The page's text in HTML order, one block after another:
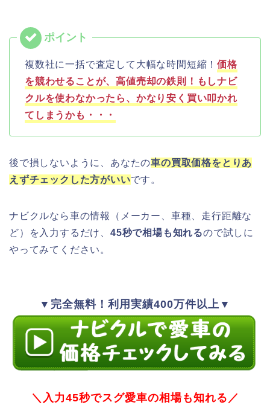
複数社に一括で査定して大幅な時間短縮！価格
を競わせることが、高値売却の鉄則！もしナビ
クルを使わなかったら、かなり安く買い叩かれ
てしまうかも・・・
後で損しないように、あなたの車の買取価格をとりあ
えずチェックした方がいいです。
ナビクルなら車の情報（メーカー、車種、走行距離な
ど）を入力するだけ、 45秒で相場も知れるので試しに
やってみてください。
▼完全無料！利用実績400万件以上▼
＼入力45秒でスグ愛車の相場も知れる／